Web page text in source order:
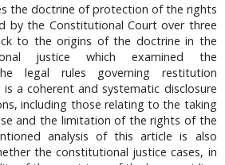
the doctrine of protection of the rights
by the Constitutional Court over three
to the origins of the doctrine in the
justice which examined the
legal rules governing restitution
a coherent and systematic disclosure
including those relating to the taking
and the limitation of the rights of the
analysis of this article is also
the constitutional justice cases, in